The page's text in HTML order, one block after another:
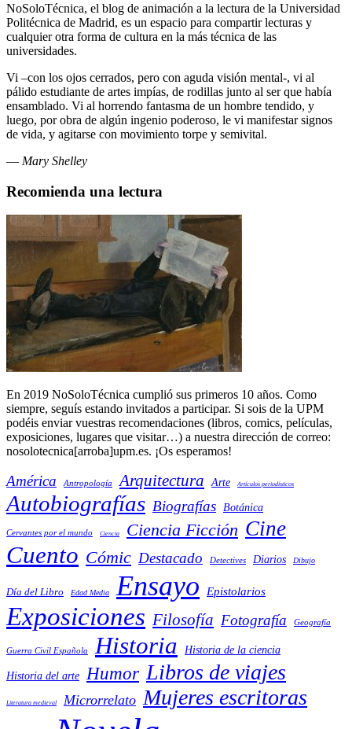
NoSoloTécnica, el blog de animación a la lectura de la Universidad
Politécnica de Madrid, es un espacio para compartir lecturas y
cualquier otra forma de cultura en la más técnica de las
universidades.
Vi –con los ojos cerrados, pero con aguda visión mental-, vi al
pálido estudiante de artes impías, de rodillas junto al ser que había
ensamblado. Vi al horrendo fantasma de un hombre tendido, y
luego, por obra de algún ingenio poderoso, le vi manifestar signos
de vida, y agitarse con movimiento torpe y semivital.
— Mary Shelley
Recomienda una lectura
En 2019 NoSoloTécnica cumplió sus primeros 10 años. Como
siempre, seguís estando invitados a participar. Si sois de la UPM
podéis enviar vuestras recomendaciones (libros, comics, películas,
exposiciones, lugares que visitar…) a nuestra dirección de correo:
nosolotecnica[arroba]upm.es. ¡Os esperamos!
América Antropología Arquitectura Arte Artículos periodísticos
Autobiografías Biografías Botánica
Cervantes por el mundo Ciencia Ciencia Ficción Cine
Cuento Cómic Destacado Detectives Diarios Dibujo
Día del Libro Edad Media Ensayo Epistolarios
Exposiciones Filosofía Fotografía Geografía
Guerra Civil Española Historia Historia de la ciencia
Historia del arte Humor Libros de viajes
Literatura medieval Microrrelato Mujeres escritoras